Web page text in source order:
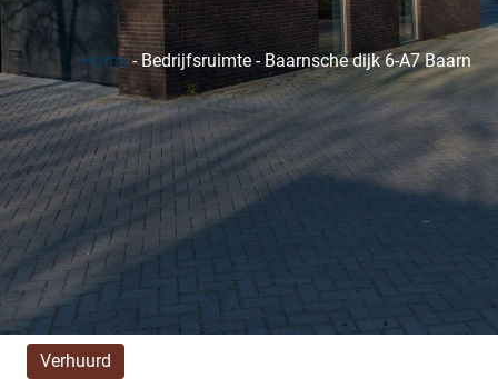
Home-Bedrijfsruimte- Baarnsche dijk 6-A7 Baarn
Verhuurd